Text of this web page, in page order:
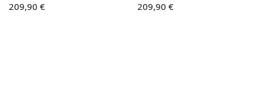
209,90 € 209,90 €